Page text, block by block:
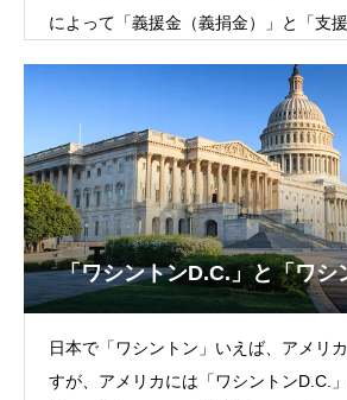
によって「義援金（義捐金）」と「支
「ワシントンD.C.」と「ワシ
日本で「ワシントン」いえば、アメリ
すが、アメリカには「ワシントンD.C.